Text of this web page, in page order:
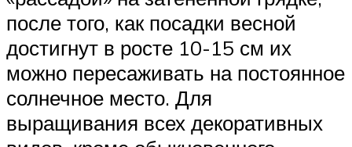
после того, как посадки весной
достигнут в росте 10-15 см их
можно пересаживать на постоянное
солнечное место. Для
выращивания всех декоративных